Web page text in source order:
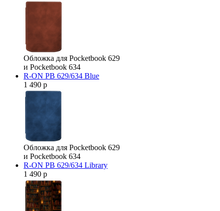
Обложка для Pocketbook 629
и Pocketbook 634
R-ON PB 629/634 Blue
1 490 р
Обложка для Pocketbook 629
и Pocketbook 634
R-ON PB 629/634 Library
1 490 р